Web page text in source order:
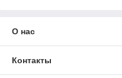
О нас
Контакты